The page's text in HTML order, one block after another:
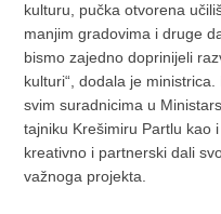
kulturu, pučka otvorena
manjim gradovima i druge
bismo zajedno doprinijeli
kulturi“, dodala je
svim suradnicima u
tajniku Krešimiru Partlu kao
kreativno i partnerski dali
važnoga projekta.